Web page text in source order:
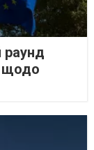
раунд
щодо